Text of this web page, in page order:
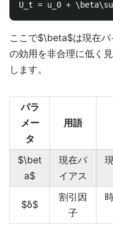
ここで$\beta$は現在
の効用を非合理に低く
します。
パラ
メー
タ
用語
$\bet
a$
現在バ
イアス
$δ$
割引因
子